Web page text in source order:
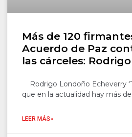
Más de 120
Acuerdo de Paz
las cárceles:
Rodrigo Londoño Echeverry
que en la actualidad hay más de
LEER MÁS»